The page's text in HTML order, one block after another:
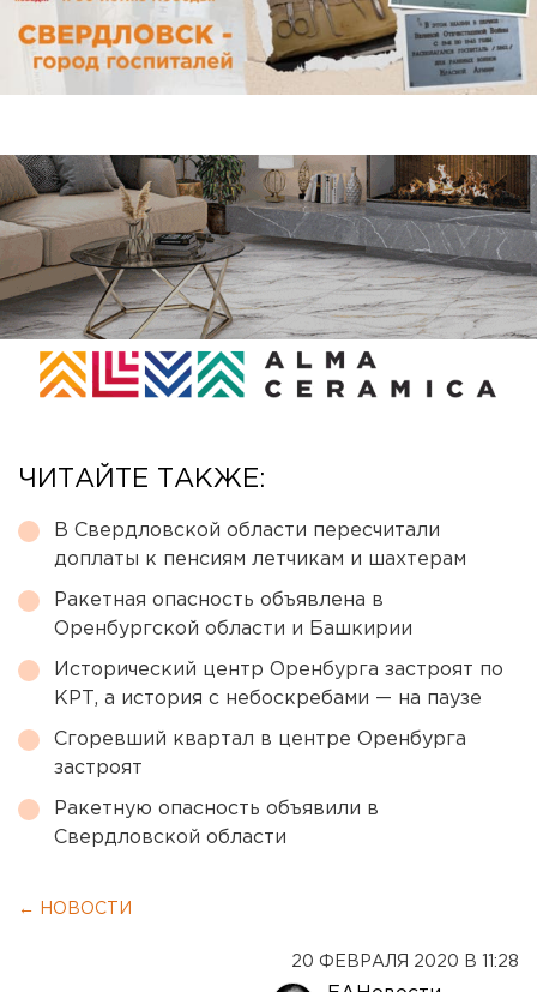
ЧИТАЙТЕ ТАКЖЕ:
В Свердловской области пересчитали
доплаты к пенсиям летчикам и шахтерам
Ракетная опасность объявлена в
Оренбургской области и Башкирии
Исторический центр Оренбурга застроят по
КРТ, а история с небоскребами — на паузе
Сгоревший квартал в центре Оренбурга
застроят
Ракетную опасность объявили в
Свердловской области
← НОВОСТИ
20 ФЕВРАЛЯ 2020 В 11:28